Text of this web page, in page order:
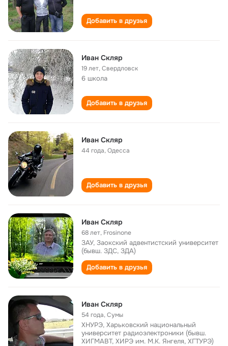
Добавить в друзья
Иван Скляр
19 лет,Свердловск
6 школа
Добавить в друзья
Иван Скляр
44 года,Одесса
Добавить в друзья
Иван Скляр
68 лет, Frosinone
ЗАУ, Заокский адвентистский университет
(бывш. ЗДС, ЗДА)
Добавить в друзья
Иван Скляр
54 года,Сумы
ХНУРЭ, Харьковский национальный
университет радиоэлектроники (бывш.
ХИГМАВТ, ХИРЭ им. М.К. Янгеля, ХГТУРЭ)